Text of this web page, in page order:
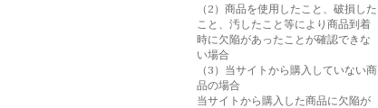
（2）商品を使用したこと、破損した
こと、汚したこと等により商品到着
時に欠陥があったことが確認できな
い場合
（3）当サイトから購入していない商
品の場合
当サイトから購入した商品に欠陥が